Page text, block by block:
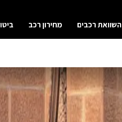
השוואת רכבים מחירון רכב